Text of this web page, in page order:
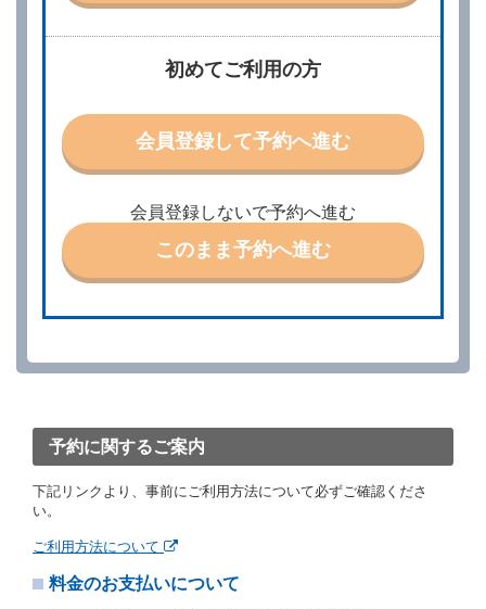
当社は、借受人から予約の申込みがあったときは、原
則として、当社の保有するレンタカーの範囲内で予約
特に認める場合を除き、別に定める予約申込金を支払
第３条（予約の変更）
借受人は、前条第１項の借受条件を変更しようとする
ときは、あらかじめ当社の承諾を受けなければならな
第４条（予約の取消し等）
借受人は、別に定める方法により予約を取り消すこと
前２項の場合、借受人は、別に定めるところにより予
約申込金を借受人に返還するものとします。
当社の都合により、予約が取り消されたとき、又は貸
約申込金を返還するものとします。
若しくは当社のいずれの責にもよらない事由により貸
渡契約が締結されなかったときは、予約は取り消され
たものとします。この場合、当社は受領済の予約申込
金を返還するものとします。
初めてご利用の方
会員登録して予約へ進む
会員登録しないで予約へ進む
このまま予約へ進む
予約に関するご案内
下記リンクより、事前にご利用方法について必ずご確認くださ
い。
ご利用方法について
料金のお支払いについて